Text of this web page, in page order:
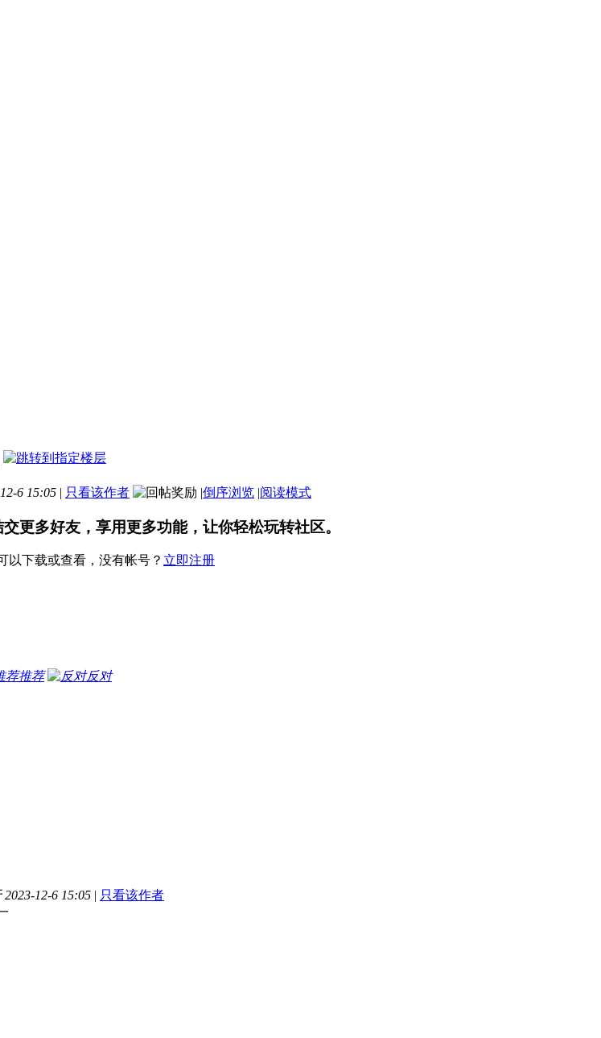
6 15:05 | 只看该作者 |倒序浏览 |阅读模式
更多好友，享用更多功能，让你轻松玩转社区。
以下载或查看，没有帐号？ 立即注册
推荐
反对
2023-12-6 15:05 | 只看该作者